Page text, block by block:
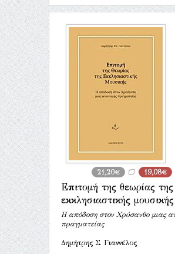
21,20€ 19,08€
Επιτομή της θεωρίας της
εκκλησιαστικής μουσικής
Η απόδοση στον Χρύσανθο μιας
πραγματείας
Δημήτρης Σ. Γιαννέλος